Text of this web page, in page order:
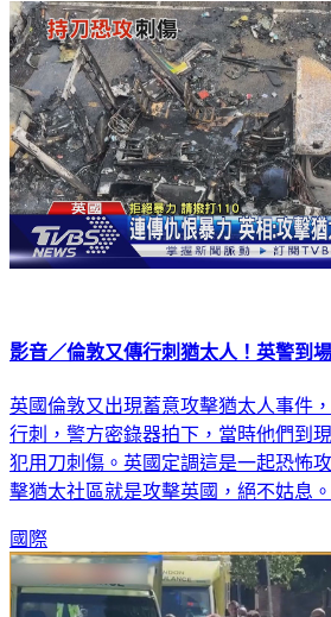
影音／倫敦又傳行刺猶太人！英警到
英國倫敦又出現蓄意攻擊猶太人事件
行刺，警方密錄器拍下，當時他們到
犯用刀刺傷。英國定調這是一起恐怖
擊猶太社區就是攻擊英國，絕不姑息。
國際